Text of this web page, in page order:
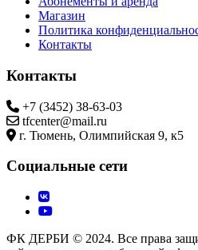
Магазин
Политика
Контакты
Контакты
+7 (3452) 38-63-03
tfcenter@mail.ru
г. Тюмень, Олимпийская 9, к5
Социальные сети
ФК ДЕРБИ © 2024. Все права